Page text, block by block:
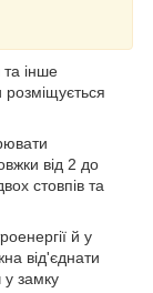
інше
від 2 до
стовпів та
й у
від'єднати
у замку